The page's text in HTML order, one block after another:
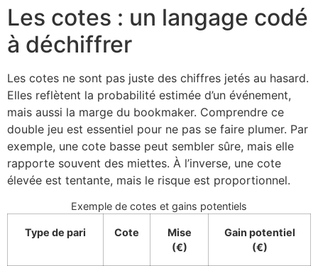
Les cotes : un langage codé
à déchiffrer
Les cotes ne sont pas juste des chiffres jetés au hasard.
Elles reflètent la probabilité estimée d’un événement,
mais aussi la marge du bookmaker. Comprendre ce
double jeu est essentiel pour ne pas se faire plumer. Par
exemple, une cote basse peut sembler sûre, mais elle
rapporte souvent des miettes. À l’inverse, une cote
élevée est tentante, mais le risque est proportionnel.
Exemple de cotes et gains potentiels
Type de pari Cote
Mise
(€)
Gain potentiel
(€)